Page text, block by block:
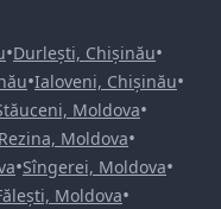
•Durlești, Chișinău•
•Ialoveni, Chișinău•
Moldova•
Rezina, Moldova•
•Sîngerei, Moldova•
Moldova•